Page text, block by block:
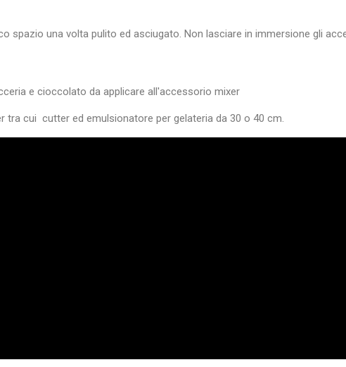
spazio una volta pulito ed asciugato. Non lasciare in immersione gli
e cioccolato da applicare all'accessorio mixer
tra cui cutter ed emulsionatore per gelateria da 30 o 40 cm.